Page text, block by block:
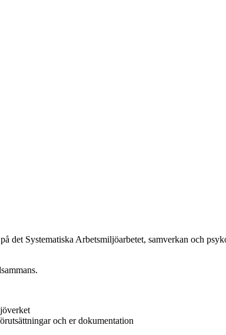
det Systematiska Arbetsmiljöarbetet, samverkan och
och er dokumentation